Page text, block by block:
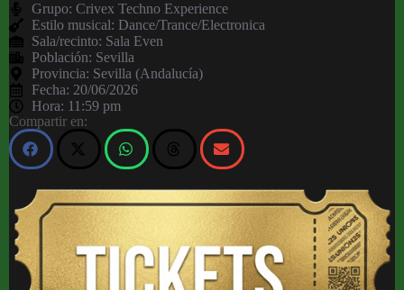
Grupo: Crivex Techno Experience
Estilo musical: Dance/Trance/Electronica
Sala/recinto: Sala Even
Población: Sevilla
Provincia: Sevilla (Andalucía)
Fecha: 20/06/2026
Hora: 11:59 pm
Compartir en: